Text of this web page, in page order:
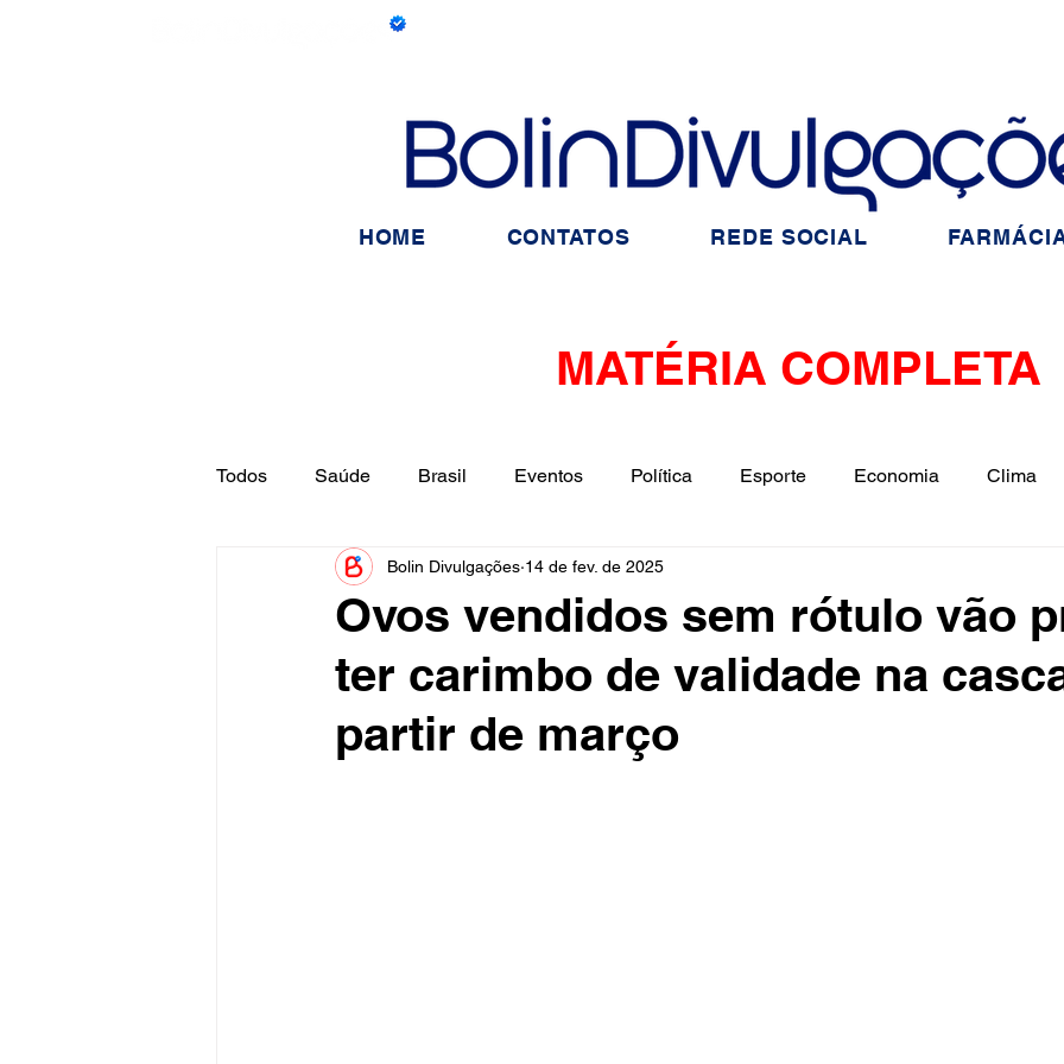
MATÉRIA COMPLETA
Todos Saúde Brasil Eventos Política Esporte Economia Clima
Informe Publicitário Judiciário Cidades
Acidente Tecnologia Educação Influencer Luto Artista Seleção
Fofocas
Ovos vendidos sem rótulo vão
ter carimbo de validade na
partir de março
Bolin Divulgações 14 de fev. de 2025
HOME CONTATOS REDE SOCIAL